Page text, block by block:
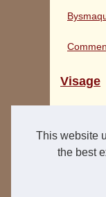
This website
the best
Visage